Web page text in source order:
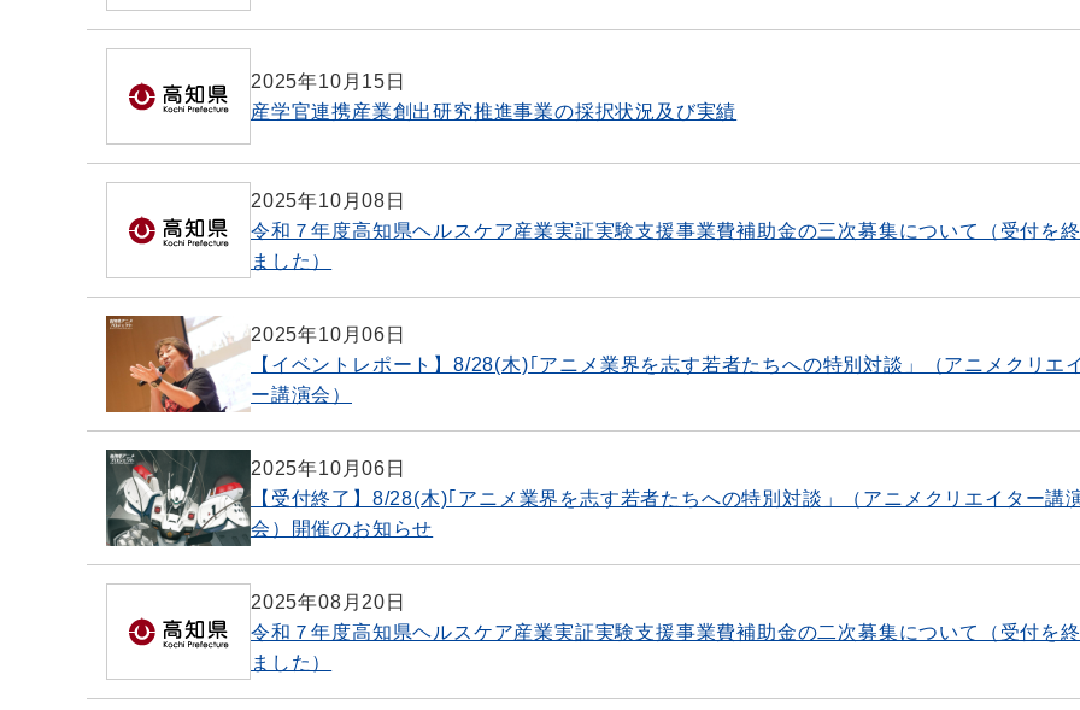
2025年10月15日
産学官連携産業創出研究推進事業の採択状況及び実績
2025年10月08日
令和７年度高知県ヘルスケア産業実証実験支援事業費補助金の三次募集について（受付を
ました）
2025年10月06日
【イベントレポート】8/28(木)｢アニメ業界を志す若者たちへの特別対談」（アニメクリエ
ー講演会）
2025年10月06日
【受付終了】8/28(木)｢アニメ業界を志す若者たちへの特別対談」（アニメクリエイター講
会）開催のお知らせ
2025年08月20日
令和７年度高知県ヘルスケア産業実証実験支援事業費補助金の二次募集について（受付を
ました）